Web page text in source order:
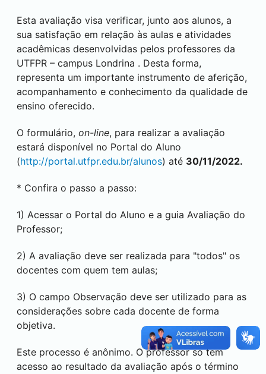
Esta avaliação visa verificar, junto aos alunos, a
sua satisfação em relação às aulas e atividades
acadêmicas desenvolvidas pelos professores da
UTFPR – campus Londrina . Desta forma,
representa um importante instrumento de aferição,
acompanhamento e conhecimento da qualidade de
ensino oferecido.
O formulário, on-line, para realizar a avaliação
estará disponível no Portal do Aluno
(http://portal.utfpr.edu.br/alunos) até 30/11/2022.
* Confira o passo a passo:
1) Acessar o Portal do Aluno e a guia Avaliação do
Professor;
2) A avaliação deve ser realizada para "todos" os
docentes com quem tem aulas;
3) O campo Observação deve ser utilizado para as
considerações sobre cada docente de forma
objetiva.
Este processo é anônimo. O professor só tem
acesso ao resultado da avaliação após o término